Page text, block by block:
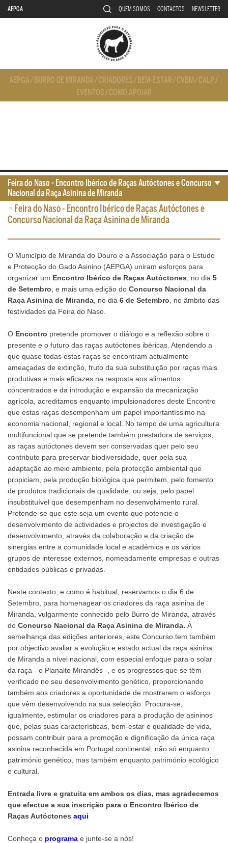
AEPGA QUEM SOMOS CONTACTOS NEWSLETTER
AEPGA/ BURRO DE MIRANDA/CRIADORES/ BEM-ESTAR/CVBM/CALP/
EVENTOS/COMO APOIAR
• Feira do Naso - Encontro Ibérico de Raças Autóctones e
Concurso Nacional da Raça Asinina de Miranda
O Município de Miranda do Douro e a Associação para o Estudo
e Protecção do Gado Asinino (AEPGA) uniram esforços para
organizar um Encontro Ibérico de Raças Autóctones , no dia 5
de Setembro , e mais uma edição do Concurso Nacional da
Raça Asinina de Miranda , no dia 6 de Setembro , no âmbito das
festividades da Feira do Naso.
O Encontro pretende promover o diálogo e a reflexão sobre o
presente e o futuro das raças autóctones ibéricas. Atendendo a
que quase todas estas raças se encontram actualmente
ameaçadas de extinção, fruto da sua substituição por raças mais
produtivas e mais eficazes na resposta aos alimentos
concentrados e da introdução e expansão da mecanização
agrícola, acreditamos enquanto impulsionadores deste Encontro
que estas raças desempenham um papel importantíssimo na
economia nacional, regional e local. No tempo de uma agricultura
multifuncional que se pretende também prestadora de serviços,
as raças autóctones devem ser conservadas quer pelo seu
contributo para preservar biodiversidade, quer pela sua
adaptação ao meio ambiente, pela protecção ambiental que
propiciam, pela produção biológica que permitem, pelo fomento
de produtos tradicionais de qualidade, ou seja, pelo papel
insubstituível que desempenham no desenvolvimento rural.
Pretende-se que este seja um evento que potencie o
desenvolvimento de actividades e projectos de investigação e
desenvolvimento, através da colaboração e da criação de
sinergias entre a comunidade local e académica e os vários
grupos de interesse externos, nomeadamente empresas e outras
entidades públicas e privadas.
Neste contexto, e como é habitual, reservamos o dia 6 de
Setembro, para homenagear os criadores da raça asinina de
Miranda, vulgarmente conhecido pelo Burro de Miranda, através
do Concurso Nacional da Raça Asinina de Miranda. À
semelhança das edições anteriores, este Concurso tem também
por objectivo avaliar a evolução e estado actual da raça asinina
de Miranda a nível nacional, com especial enfoque para o solar
da raça - o Planalto Mirandês -, e os progressos que se têm
verificado no seu desenvolvimento genético, proporcionando
também aos criadores a oportunidade de mostrarem o esforço
que vêm desenvolvendo na sua selecção. Procura-se,
igualmente, estimular os criadores para a produção de asininos
que, pelas suas características, bem-estar e qualidade de vida,
possam contribuir para a promoção e dignificação da única raça
asinina reconhecida em Portugal continental, não só enquanto
património genético, mas também enquanto património ecológico
e cultural.
Entrada livre e gratuita em ambos os dias, mas agradecemos
que efectue a sua inscrição para o Encontro Ibérico de
Raças Autóctones aqui
Conheça o programa e junte-se a nós!
Feira do Naso - Encontro Ibérico de Raças Autóctones e Concurso
Nacional da Raça Asinina de Miranda